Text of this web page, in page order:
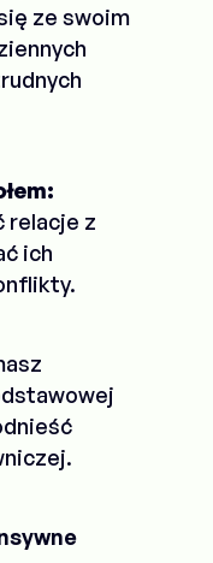
ze swoim
relacje z
ich